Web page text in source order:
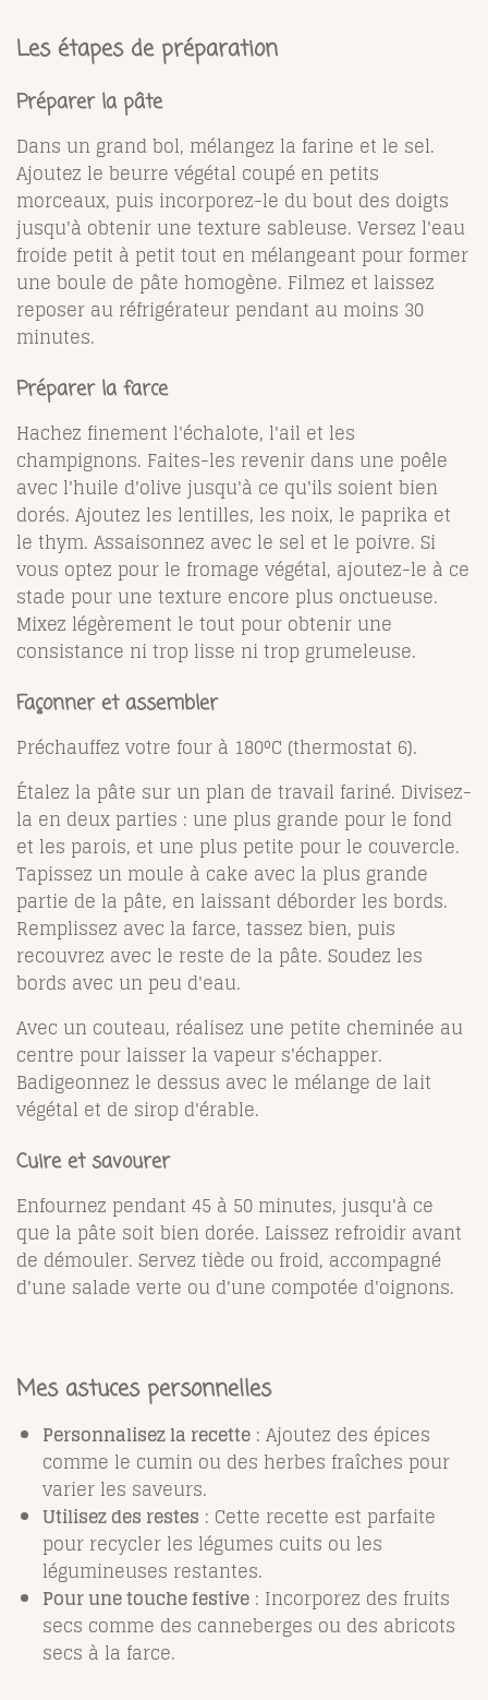
Les étapes de préparation
Préparer la pâte
Dans un grand bol, mélangez la farine et le sel.
Ajoutez le beurre végétal coupé en petits
morceaux, puis incorporez-le du bout des doigts
jusqu'à obtenir une texture sableuse. Versez l'eau
froide petit à petit tout en mélangeant pour former
une boule de pâte homogène. Filmez et laissez
reposer au réfrigérateur pendant au moins 30
minutes.
Préparer la farce
Hachez finement l'échalote, l'ail et les
champignons. Faites-les revenir dans une poêle
avec l'huile d'olive jusqu'à ce qu'ils soient bien
dorés. Ajoutez les lentilles, les noix, le paprika et
le thym. Assaisonnez avec le sel et le poivre. Si
vous optez pour le fromage végétal, ajoutez-le à ce
stade pour une texture encore plus onctueuse.
Mixez légèrement le tout pour obtenir une
consistance ni trop lisse ni trop grumeleuse.
Façonner et assembler
Préchauffez votre four à 180°C (thermostat 6).
Étalez la pâte sur un plan de travail fariné. Divisez-
la en deux parties : une plus grande pour le fond
et les parois, et une plus petite pour le couvercle.
Tapissez un moule à cake avec la plus grande
partie de la pâte, en laissant déborder les bords.
Remplissez avec la farce, tassez bien, puis
recouvrez avec le reste de la pâte. Soudez les
bords avec un peu d'eau.
Avec un couteau, réalisez une petite cheminée au
centre pour laisser la vapeur s'échapper.
Badigeonnez le dessus avec le mélange de lait
végétal et de sirop d'érable.
Cuire et savourer
Enfournez pendant 45 à 50 minutes, jusqu'à ce
que la pâte soit bien dorée. Laissez refroidir avant
de démouler. Servez tiède ou froid, accompagné
d'une salade verte ou d'une compotée d'oignons.
Mes astuces personnelles
Personnalisez la recette : Ajoutez des épices
comme le cumin ou des herbes fraîches pour
varier les saveurs.
Utilisez des restes : Cette recette est parfaite
pour recycler les légumes cuits ou les
légumineuses restantes.
Pour une touche festive : Incorporez des fruits
secs comme des canneberges ou des abricots
secs à la farce.